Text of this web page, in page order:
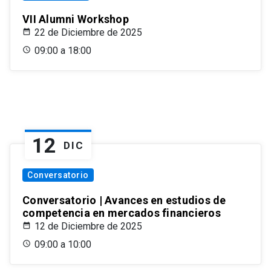
VII Alumni Workshop
22 de Diciembre de 2025
09:00 a 18:00
12 DIC
Conversatorio
Conversatorio | Avances en estudios de
competencia en mercados financieros
12 de Diciembre de 2025
09:00 a 10:00